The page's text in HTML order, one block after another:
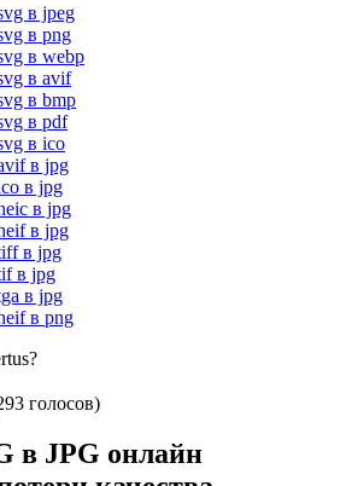
в jpeg
в png
в webp
в avif
в bmp
в pdf
в ico
в jpg
в jpg
в jpg
в jpg
в jpg
в jpg
в jpg
в png
голосов)
в JPG онлайн